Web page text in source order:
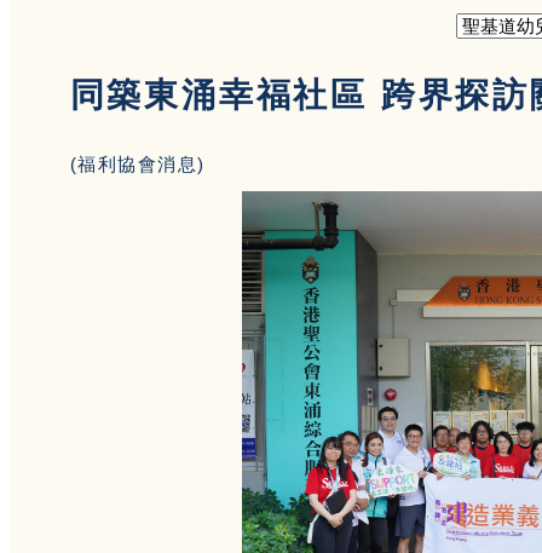
同築東涌幸福社區 跨界探
(福利協會消息)